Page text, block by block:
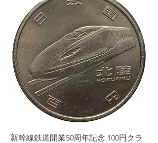
新幹線鉄道開業50周年記念 100円クラ